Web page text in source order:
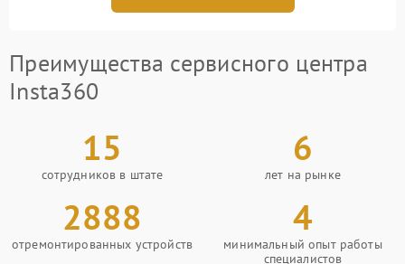
Преимущества сервисного центра
Insta360
15
сотрудников в штате
6
лет на рынке
2888
отремонтированных устройств
4
минимальный опыт работы
специалистов